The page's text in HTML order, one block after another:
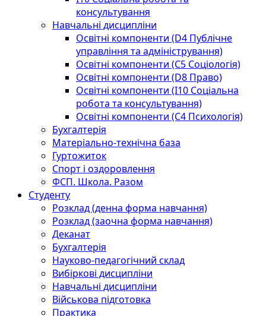
консультування
Навчальні дисципліни
Освітні компоненти (D4 Публічне
управління та адміністрування)
Освітні компоненти (С5 Соціологія)
Освітні компоненти (D8 Право)
Освітні компоненти (I10 Соціальна
робота та консультування)
Освітні компоненти (С4 Психологія)
Бухгалтерія
Матеріально-технічна база
Гуртожиток
Спорт і оздоровлення
ФСП. Школа. Разом
Студенту
Розклад (денна форма навчання)
Розклад (заочна форма навчання)
Деканат
Бухгалтерія
Науково-педагогічний склад
Вибіркові дисципліни
Навчальні дисципліни
Військова підготовка
Практика